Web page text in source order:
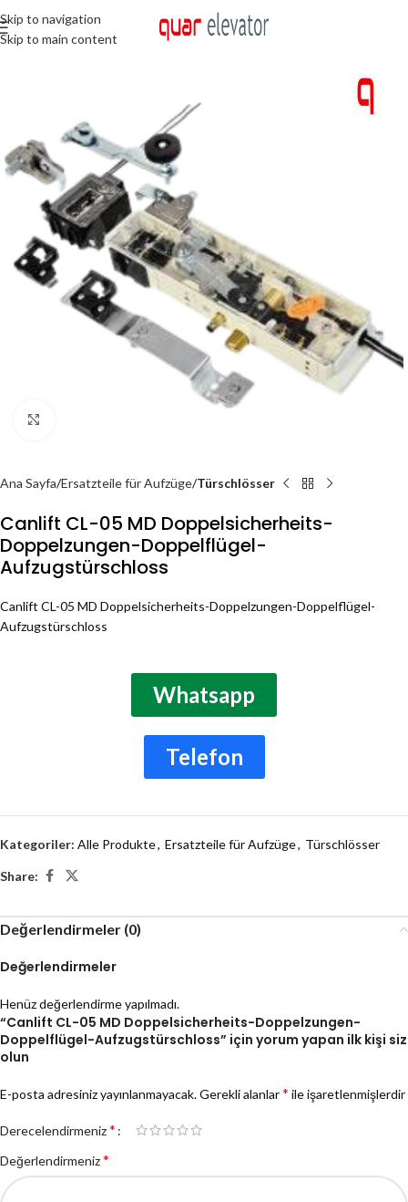
Skip to navigation
Skip to main content
Ana Sayfa Ersatzteile für Aufzüge Türschlösser
Canlift CL-05 MD Doppelsicherheits-
Doppelzungen-Doppelflügel-
Aufzugstürschloss
Canlift CL-05 MD Doppelsicherheits-Doppelzungen-Doppelflügel-
Aufzugstürschloss
Whatsapp
Telefon
Kategoriler: Alle Produkte, Ersatzteile für Aufzüge, Türschlösser
Share:
Değerlendirmeler (0)
Değerlendirmeler
Henüz değerlendirme yapılmadı.
“Canlift CL-05 MD Doppelsicherheits-Doppelzungen-
Doppelflügel-Aufzugstürschloss” için yorum yapan ilk kişi siz
olun
E-posta adresiniz yayınlanmayacak.Gerekli alanlar* ile işaretlenmişlerdir
Derecelendirmeniz*
Değerlendirmeniz*